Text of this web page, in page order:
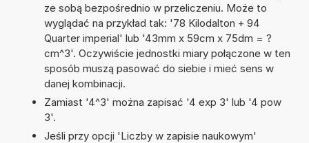
ze sobą bezpośrednio w przeliczeniu. Może to
wyglądać na przykład tak: '78 Kilodalton + 94
Quarter imperial' lub '43mm x 59cm x 75dm = ?
cm^3'. Oczywiście jednostki miary połączone w ten
sposób muszą pasować do siebie i mieć sens w
danej kombinacji.
Zamiast '4^3' można zapisać '4 exp 3' lub '4 pow
3'.
Jeśli przy opcji 'Liczby w zapisie naukowym'